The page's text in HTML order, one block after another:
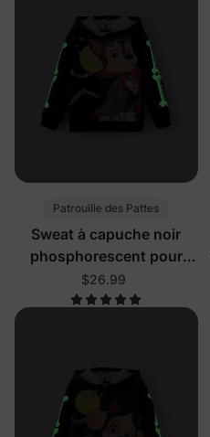
Patrouille des Pattes
Sweat à capuche noir
phosphorescent pour
tout-petit garçon de la
Pat' Patrouille Chase
$26.99